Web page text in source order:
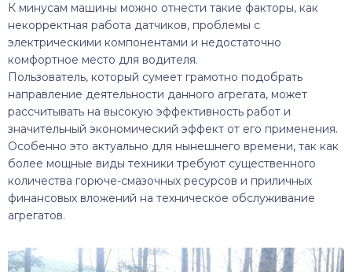
К минусам машины можно отнести такие факторы, как
некорректная работа датчиков, проблемы с
электрическими компонентами и недостаточно
комфортное место для водителя.
Пользователь, который сумеет грамотно подобрать
направление деятельности данного агрегата, может
рассчитывать на высокую эффективность работ и
значительный экономический эффект от его применения.
Особенно это актуально для нынешнего времени, так как
более мощные виды техники требуют существенного
количества горюче-смазочных ресурсов и приличных
финансовых вложений на техническое обслуживание
агрегатов.